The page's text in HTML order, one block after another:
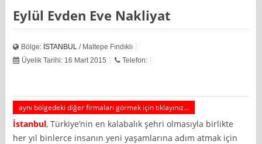
Eylül Evden Eve Nakliyat
Bölge: İSTANBUL / Maltepe Fındıklı
Üyelik Tarihi: 16 Mart 2015
Telefon:
aynı bölgedeki diğer firmaları görmek için tıklayınız...
İstanbul, Türkiye’nin en kalabalık şehri olmasıyla birlikte
her yıl binlerce insanın yeni yaşamlarına adım atmak için